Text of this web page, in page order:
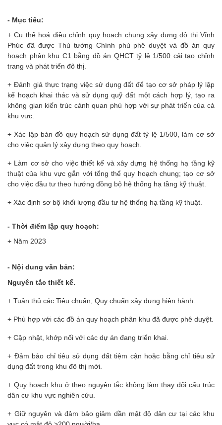
- Mục tiêu:
+ Cụ thể hoá điều chỉnh quy hoạch chung xây dựng đô thị Vĩnh
Phúc đã được Thủ tướng Chính phủ phê duyệt và đồ án quy
hoạch phân khu C1 bằng đồ án QHCT tỷ lệ 1/500 cải tạo chỉnh
trang và phát triển đô thị.
+ Đánh giá thực trạng việc sử dụng đất để tạo cơ sở pháp lý lập
kế hoạch khai thác và sử dụng quỹ đất một cách hợp lý, tạo ra
không gian kiến trúc cảnh quan phù hợp với sự phát triển của cả
khu vực.
+ Xác lập bản đồ quy hoạch sử dụng đất tỷ lệ 1/500, làm cơ sở
cho việc quản lý xây dựng theo quy hoạch.
+ Làm cơ sở cho việc thiết kế và xây dựng hệ thống hạ tầng kỹ
thuật của khu vực gắn với tổng thể quy hoạch chung; tạo cơ sở
cho việc đầu tư theo hướng đồng bộ hệ thống hạ tầng kỹ thuật.
+ Xác định sơ bộ khối lượng đầu tư hệ thống hạ tầng kỹ thuật.
- Thời điểm lập quy hoạch:
+ Năm 2023
- Nội dung văn bản:
Nguyên tắc thiết kế.
+ Tuân thủ các Tiêu chuẩn, Quy chuẩn xây dựng hiện hành.
+ Phù hợp với các đồ án quy hoạch phân khu đã được phê duyệt.
+ Cập nhật, khớp nối với các dự án đang triển khai.
+ Đảm bảo chỉ tiêu sử dụng đất tiệm cận hoặc bằng chỉ tiêu sử
dụng đất trong khu đô thị mới.
+ Quy hoạch khu ở theo nguyên tắc không làm thay đổi cấu trúc
dân cư khu vực nghiên cứu.
+ Giữ nguyên và đảm bảo giảm dần mật độ dân cư tại các khu